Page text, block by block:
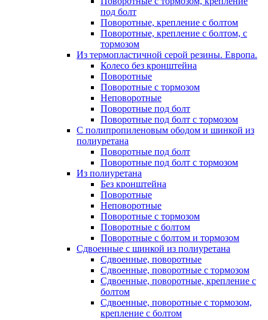
под болт
Поворотные, крепление с болтом
Поворотные, крепление с болтом, с
тормозом
Из термопластичной серой резины. Европа.
Колесо без кронштейна
Поворотные
Поворотные с тормозом
Неповоротные
Поворотные под болт
Поворотные под болт с тормозом
С полипропиленовым ободом и шинкой из
полиуретана
Поворотные под болт
Поворотные под болт с тормозом
Из полиуретана
Без кронштейна
Поворотные
Неповоротные
Поворотные с тормозом
Поворотные с болтом
Поворотные с болтом и тормозом
Сдвоенные с шинкой из полиуретана
Сдвоенные, поворотные
Сдвоенные, поворотные с тормозом
Сдвоенные, поворотные, крепление с
болтом
Сдвоенные, поворотные с тормозом,
крепление с болтом